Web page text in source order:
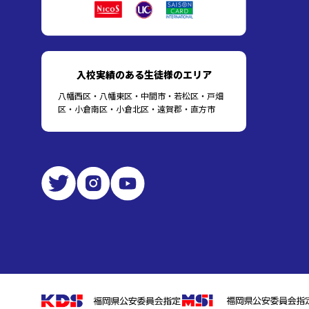
入校実績のある生徒様のエリア
八幡西区・八幡東区・中間市・若松区・戸畑
区・小倉南区・小倉北区・遠賀郡・直方市